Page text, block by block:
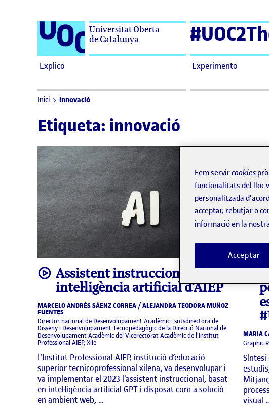
Universitat Oberta
de Catalunya
Explico Experimento
Inici innovació
Etiqueta: innovació
videoAssistent instruccional amb
intel·ligència artificial d’AIEP
MARCELO ANDRÉS SÁENZ CORREA / ALEJANDRA TEODORA MUÑOZ
FUENTES
Director nacional de Desenvolupament Acadèmic i sotsdirectora de
Disseny i Desenvolupament Tecnopedagògic de la Direcció Nacional de
Desenvolupament Acadèmic del Vicerectorat Acadèmic de l'Institut
Professional AIEP, Xile
L’Institut Professional AIEP, institució d’educació
superior tecnicoprofessional xilena, va desenvolupar i
va implementar el 2023 l’assistent instruccional, basat
en intel·ligència artificial GPT i disposat com a solució
en ambient web, …
MARIA
Graphic
Síntesi
visual
Fem servircookies
funcionalitats del lloc
personalitzada
acceptar, rebutjar o
informació en la
Acceptar